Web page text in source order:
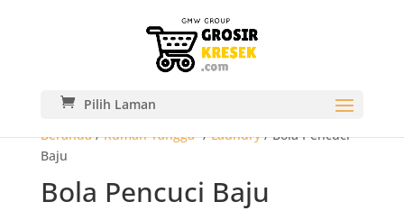
Pilih Laman
Beranda/Rumah Tangga-/Laundry/ Bola Pencuci
Baju
Bola Pencuci Baju